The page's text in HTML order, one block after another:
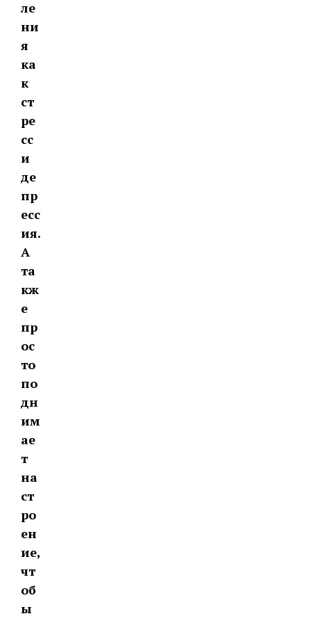
ле
ни
я
ка
к
ст
ре
сс
и
де
пр
есс
ия.
А
та
кж
е
пр
ос
то
по
дн
им
ае
т
на
ст
ро
ен
ие,
чт
об
ы